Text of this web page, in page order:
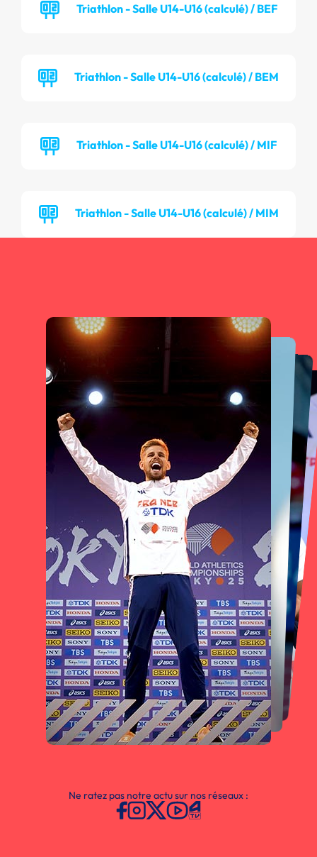
Triathlon - Salle U14-U16 (calculé) / BEF
Triathlon - Salle U14-U16 (calculé) / BEM
Triathlon - Salle U14-U16 (calculé) / MIF
Triathlon - Salle U14-U16 (calculé) / MIM
Ne ratez pas notre actu sur nos réseaux :